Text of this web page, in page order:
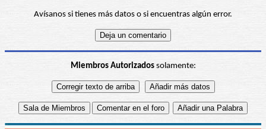
Avísanos si tienes más datos o si encuentras algún error.
Miembros Autorizadossolamente: